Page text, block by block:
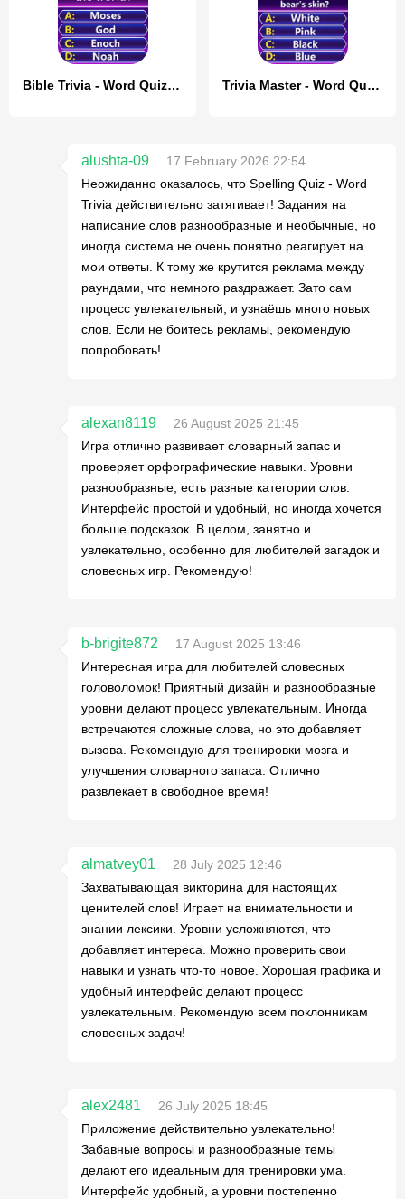
Bible Trivia - Word Quiz Game Trivia Master - Word Quiz Game
alushta-09
17 February 2026 22:54
Неожиданно оказалось, что Spelling Quiz - Word
Trivia действительно затягивает! Задания на
написание слов разнообразные и необычные, но
иногда система не очень понятно реагирует на
мои ответы. К тому же крутится реклама между
раундами, что немного раздражает. Зато сам
процесс увлекательный, и узнаёшь много новых
слов. Если не боитесь рекламы, рекомендую
попробовать!
alexan8119
26 August 2025 21:45
Игра отлично развивает словарный запас и
проверяет орфографические навыки. Уровни
разнообразные, есть разные категории слов.
Интерфейс простой и удобный, но иногда хочется
больше подсказок. В целом, занятно и
увлекательно, особенно для любителей загадок и
словесных игр. Рекомендую!
b-brigite872
17 August 2025 13:46
Интересная игра для любителей словесных
головоломок! Приятный дизайн и разнообразные
уровни делают процесс увлекательным. Иногда
встречаются сложные слова, но это добавляет
вызова. Рекомендую для тренировки мозга и
улучшения словарного запаса. Отлично
развлекает в свободное время!
almatvey01
28 July 2025 12:46
Захватывающая викторина для настоящих
ценителей слов! Играет на внимательности и
знании лексики. Уровни усложняются, что
добавляет интереса. Можно проверить свои
навыки и узнать что-то новое. Хорошая графика и
удобный интерфейс делают процесс
увлекательным. Рекомендую всем поклонникам
словесных задач!
alex2481
26 July 2025 18:45
Приложение действительно увлекательно!
Забавные вопросы и разнообразные темы
делают его идеальным для тренировки ума.
Интерфейс удобный, а уровни постепенно